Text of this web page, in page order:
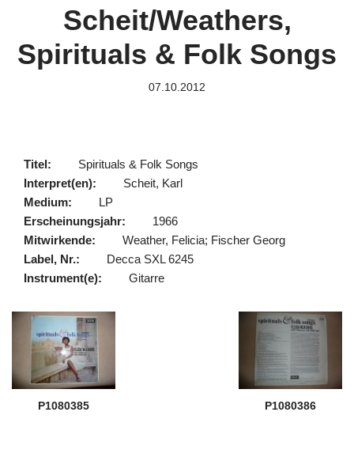
Scheit/Weathers,
Spirituals & Folk Songs
07.10.2012
Titel:
Spirituals & Folk Songs
Interpret(en):
Scheit, Karl
Medium:
LP
Erscheinungsjahr:
1966
Mitwirkende:
Weather, Felicia; Fischer Georg
Label, Nr.:
Decca SXL 6245
Instrument(e):
Gitarre
P1080385 P1080386